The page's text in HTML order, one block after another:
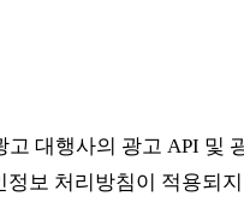
대행사의 광고 API 및
보 처리방침이 적용되